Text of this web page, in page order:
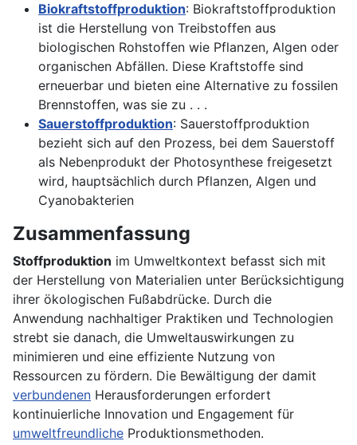
Biokraftstoffproduktion: Biokraftstoffproduktion
ist die Herstellung von Treibstoffen aus
biologischen Rohstoffen wie Pflanzen, Algen oder
organischen Abfällen. Diese Kraftstoffe sind
erneuerbar und bieten eine Alternative zu fossilen
Brennstoffen, was sie zu . . .
Sauerstoffproduktion: Sauerstoffproduktion
bezieht sich auf den Prozess, bei dem Sauerstoff
als Nebenprodukt der Photosynthese freigesetzt
wird, hauptsächlich durch Pflanzen, Algen und
Cyanobakterien
Zusammenfassung
Stoffproduktion im Umweltkontext befasst sich mit
der Herstellung von Materialien unter Berücksichtigung
ihrer ökologischen Fußabdrücke. Durch die
Anwendung nachhaltiger Praktiken und Technologien
strebt sie danach, die Umweltauswirkungen zu
minimieren und eine effiziente Nutzung von
Ressourcen zu fördern. Die Bewältigung der damit
verbundenen Herausforderungen erfordert
kontinuierliche Innovation und Engagement für
umweltfreundliche Produktionsmethoden.